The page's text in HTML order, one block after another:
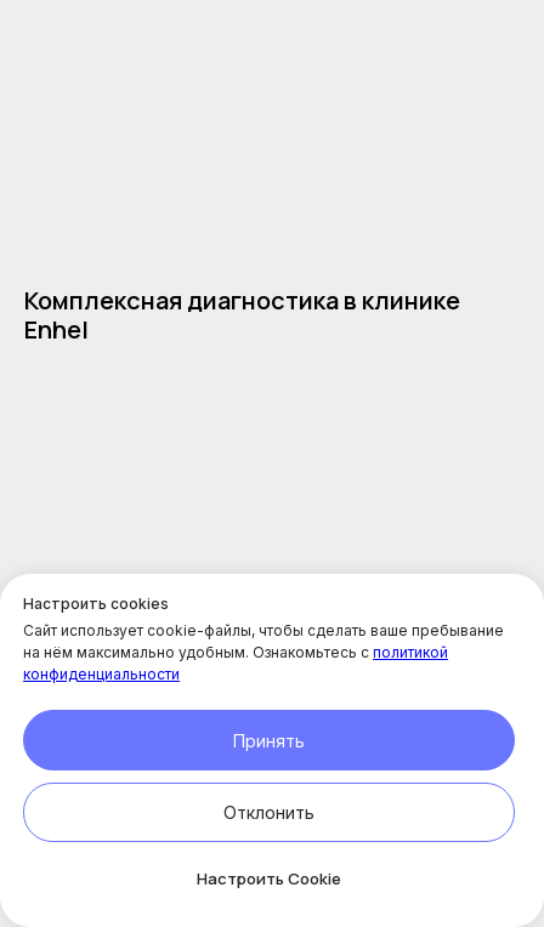
Комплексная диагностика в клинике
Enhel
Косметологические услуги Enhel
Настроить cookies
Сайт использует cookie-файлы, чтобы сделать ваше пребывание
на нём максимально удобным. Ознакомьтесь с политикой
конфиденциальности
Принять
Отклонить
Настроить Cookie
запись